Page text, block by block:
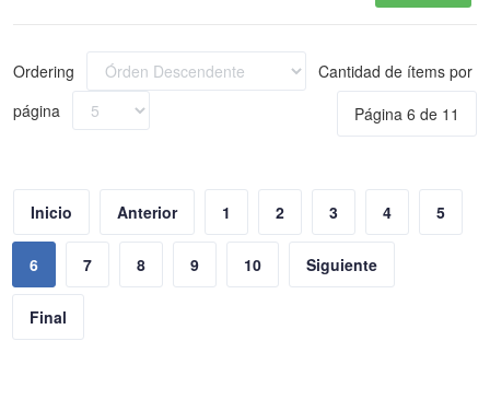
Ordering
Cantidad de ítems por
página
Página 6 de 11
Inicio Anterior 1 2 3 4 5
6 7 8 9 10 Siguiente
Final